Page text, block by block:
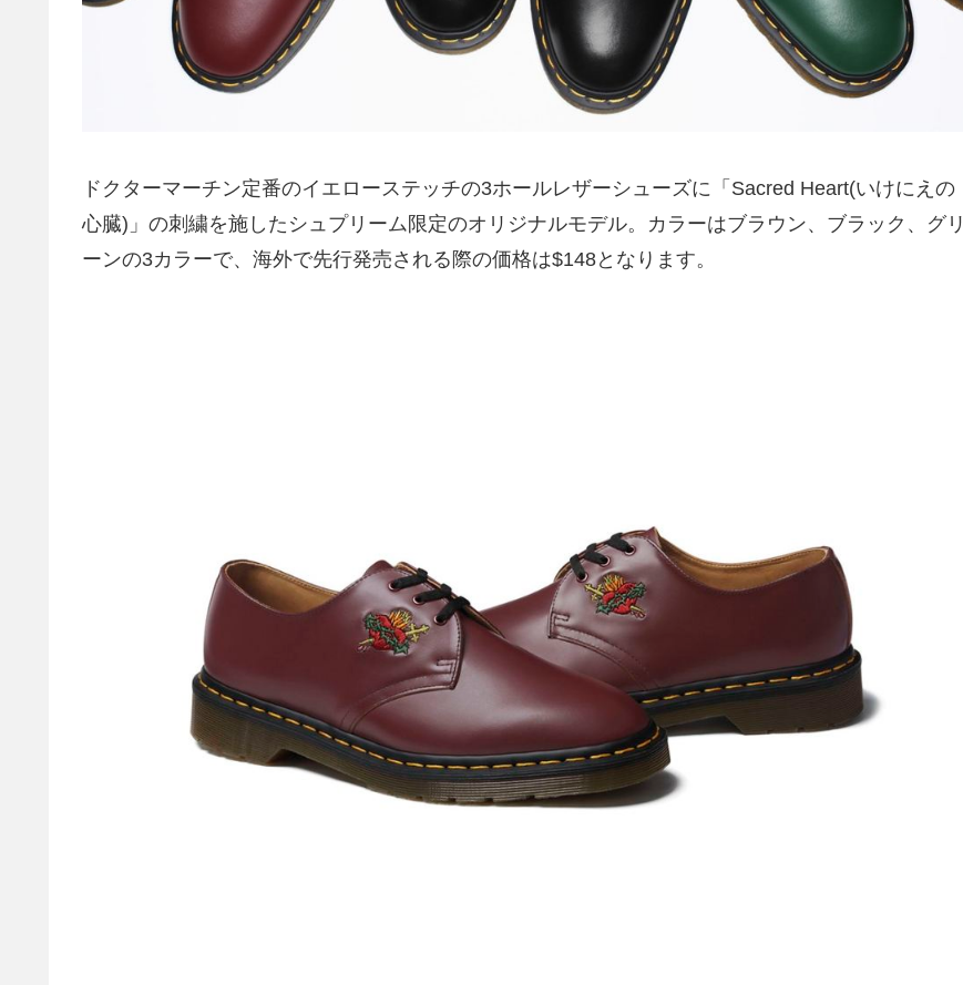
ドクターマーチン定番のイエローステッチの3ホールレザーシューズに「Sacred Heart(いけにえの
心臓)」の刺繍を施したシュプリーム限定のオリジナルモデル。カラーはブラウン、ブラック、グリ
ーンの3カラーで、海外で先行発売される際の価格は$148となります。